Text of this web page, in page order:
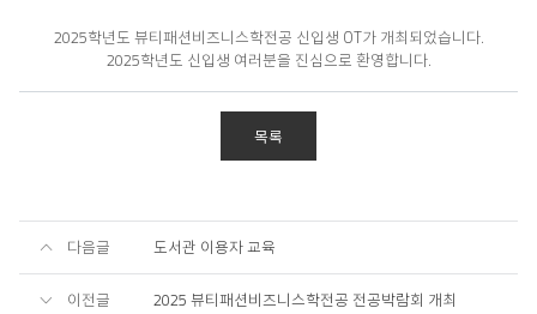
2025학년도 뷰티패션비즈니스학전공 신입생 OT가 개최되었습니다.
2025학년도 신입생 여러분을 진심으로 환영합니다.
목록
다음글 도서관 이용자 교육
이전글 2025 뷰티패션비즈니스학전공 전공박람회 개최